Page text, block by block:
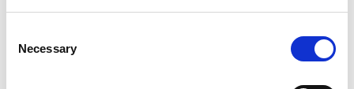
Selection
Necessary
Breedte
87 cm
Diepte